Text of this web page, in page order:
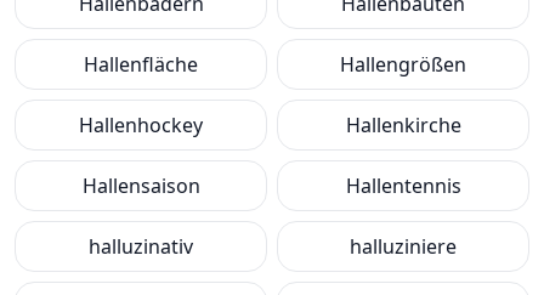
Hallenfläche Hallengrößen
Hallenhockey Hallenkirche
Hallensaison Hallentennis
halluzinativ halluziniere